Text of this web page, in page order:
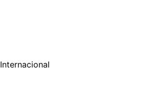
Internacional